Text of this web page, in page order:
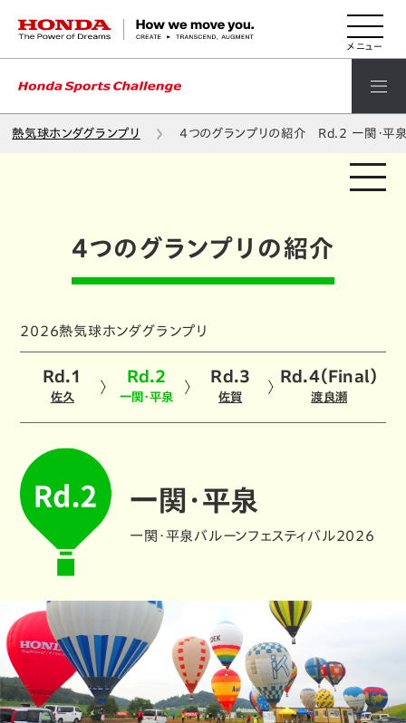
HONDA The Power of Dreams
熱気球ホンダグランプリ 4つのグランプリの紹介 Rd.2 一関・平
4つのグランプリの紹介
2026熱気球ホンダグランプリ
Rd.1
佐久
Rd.2
一関・平泉
Rd.3
佐賀
Rd.4（Final）
渡良瀬
一関・平泉
一関・平泉バルーンフェスティバル2026